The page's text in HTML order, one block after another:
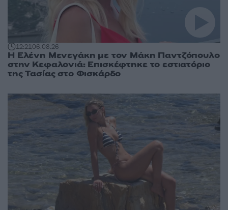
12:2106.08.26
Η Ελένη Μενεγάκη με τον Μάκη Παντζόπουλο
στην Κεφαλονιά: Επισκέφτηκε το εστιατόριο
της Τασίας στο Φισκάρδο